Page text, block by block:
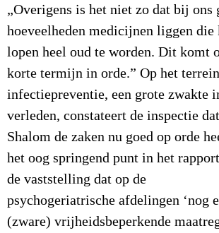
„Overigens is het niet zo dat bij ons
hoeveelheden medicijnen liggen die
lopen heel oud te worden. Dit komt
korte termijn in orde.” Op het
infectiepreventie, een grote zwakte
verleden, constateert de inspectie
Shalom de zaken nu goed op orde
het oog springend punt in het
de vaststelling dat op de
psychogeriatrische afdelingen ‘nog
(zware) vrijheidsbeperkende